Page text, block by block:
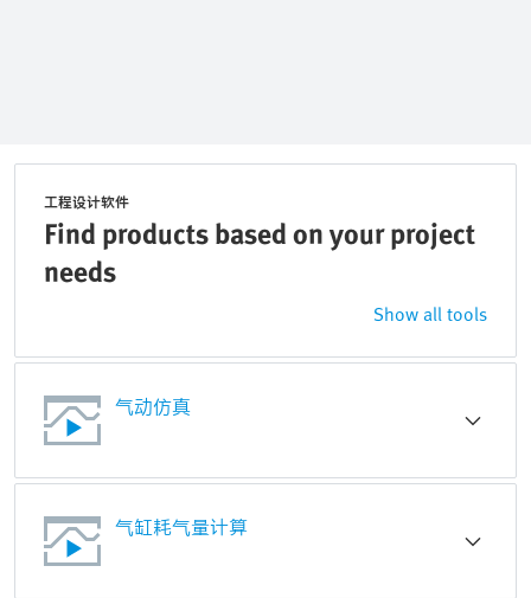
工程设计软件
Find products based on your project
needs
Show all tools
气动仿真
气缸耗气量计算